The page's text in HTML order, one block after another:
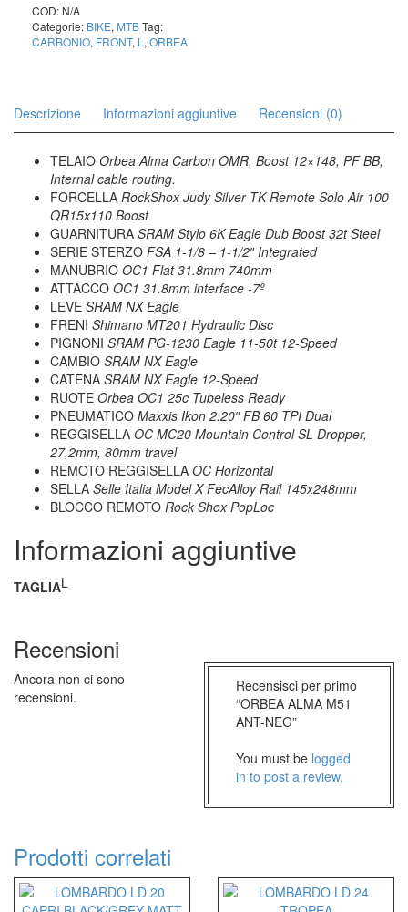
NEG
quantità
COD: N/A
Categorie: BIKE, MTBTag:
CARBONIO, FRONT, L , ORBEA
Descrizione Informazioni aggiuntive Recensioni (0)
TELAIO Orbea Alma Carbon OMR, Boost 12×148, PF BB,
Internal cable routing.
FORCELLA RockShox Judy Silver TK Remote Solo Air 100
QR15x110 Boost
GUARNITURA SRAM Stylo 6K Eagle Dub Boost 32t Steel
SERIE STERZO FSA 1-1/8 – 1-1/2″ Integrated
MANUBRIO OC1 Flat 31.8mm 740mm
ATTACCO OC1 31.8mm interface -7º
LEVE SRAM NX Eagle
FRENI Shimano MT201 Hydraulic Disc
PIGNONI SRAM PG-1230 Eagle 11-50t 12-Speed
CAMBIO SRAM NX Eagle
CATENA SRAM NX Eagle 12-Speed
RUOTE Orbea OC1 25c Tubeless Ready
PNEUMATICO Maxxis Ikon 2.20″ FB 60 TPI Dual
REGGISELLA OC MC20 Mountain Control SL Dropper,
27,2mm, 80mm travel
REMOTO REGGISELLA OC Horizontal
SELLA Selle Italia Model X FecAlloy Rail 145x248mm
BLOCCO REMOTO Rock Shox PopLoc
Informazioni aggiuntive
TAGLIAL
Recensioni
Ancora non ci sono
recensioni.
Recensisci per primo
“ORBEA ALMA M51
ANT-NEG”
You must be logged
in to post a review.
Prodotti correlati